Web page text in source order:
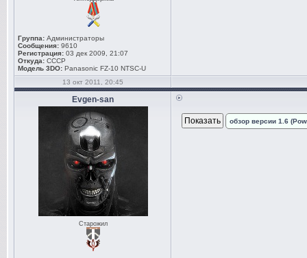
Группа: Администраторы
Сообщения: 9610
Регистрация: 03 дек 2009, 21:07
Откуда: СССР
Модель 3DO: Panasonic FZ-10 NTSC-U
13 окт 2011, 20:45
Evgen-san
Старожил
обзор версии 1.6